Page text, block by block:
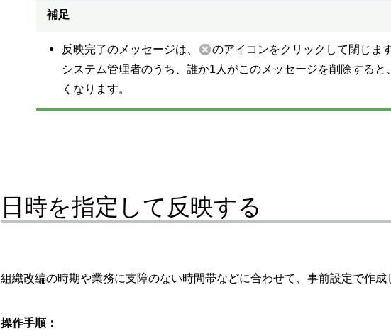
補足
反映完了のメッセージは、
のアイコンをクリックして閉じま
システム管理者のうち、誰か1人がこのメッセージを削除する
くなります。
日時を指定して反映する
組織改編の時期や業務に支障のない時間帯などに合わせて、事前設定で作
操作手順：